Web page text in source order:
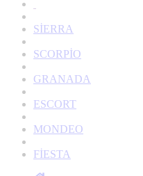
SİERRA
SCORPİO
GRANADA
ESCORT
MONDEO
FİESTA